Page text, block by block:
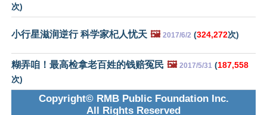
次)
小行星滋润逆行 科学家杞人忧天 🖼️ 2017/6/2 (324,272次)
糊弄咱！最高检拿老百姓的钱赔冤民 🖼️ 2017/5/31 (187,558
次)
Copyright© RMB Public Foundation Inc.
All Rights Reserved